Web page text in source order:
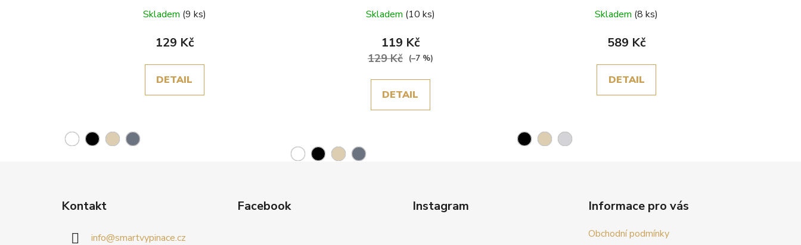
Skladem (9 ks)
129 Kč
DETAIL
Skladem (10 ks)
119 Kč
129 Kč (–7 %)
DETAIL
Skladem (8 ks)
589 Kč
DETAIL
Kontakt
info@smartvypinace.cz
Facebook Instagram Informace pro vás
Obchodní podmínky